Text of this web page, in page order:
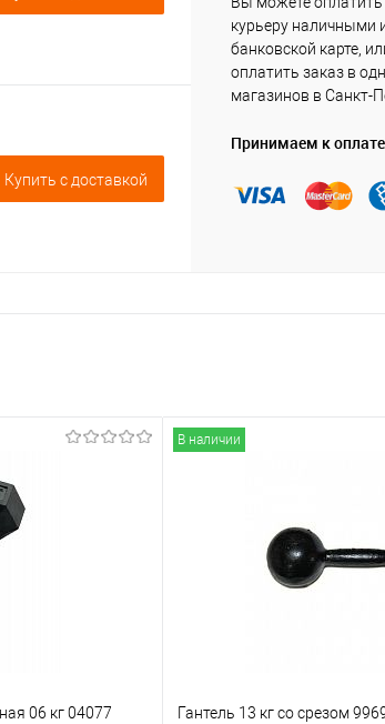
Купить c доставкой
курьеру наличными
банковской карте,
оплатить заказ в
магазинов в Санкт-
Принимаем к оплате
06 кг 04077
В наличии
Гантель 13 кг со срезом